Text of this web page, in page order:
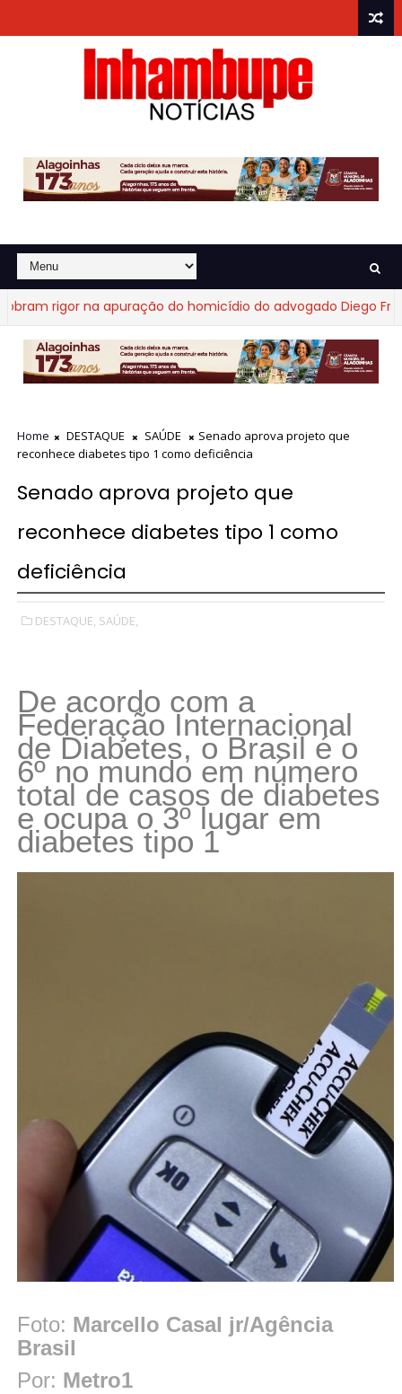
rigor na apuração do homicídio do advogado Diego Fraga
Home DESTAQUE SAÚDE
Senado aprova projeto que
reconhece diabetes tipo 1 como deficiência
Senado aprova projeto que
reconhece diabetes tipo 1 como
deficiência
DESTAQUE, SAÚDE,
De acordo com a
Federação Internacional
de Diabetes, o Brasil é o
6º no mundo em número
total de casos de diabetes
e ocupa o 3º lugar em
diabetes tipo 1
Foto: Marcello Casal jr/Agência
Brasil
Por: Metro1